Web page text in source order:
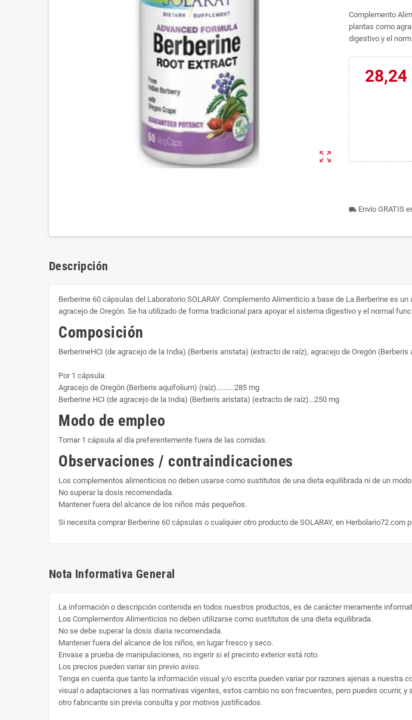
zoom_out_map
Complemento
plantas como
digestivo y el
28,24
local_shippingEnvío GRATIS
Descripción
Berberine 60 cápsulas del Laboratorio SOLARAY. Complemento Alimenticio a base de La Berberine es
agracejo de Oregón. Se ha utilizado de forma tradicional para apoyar el sistema digestivo y el normal
Composición
BerberineHCI (de agracejo de la India) (Berberis aristata) (extracto de raíz), agracejo de Oregón
Por 1 cápsula:
Agracejo de Oregón (Berberis aquifolium) (raíz)..........285 mg
Berberine HCI (de agracejo de la India) (Berberis aristata) (extracto de raíz)...250 mg
Modo de empleo
Tomar 1 cápsula al día preferentemente fuera de las comidas.
Observaciones / contraindicaciones
Los complementos alimenticios no deben usarse como sustitutos de una dieta equilibrada ni de un
No superar la dosis recomendada.
Mantener fuera del alcance de los niños más pequeños.
Si necesita comprar Berberine 60 cápsulas o cualquier otro producto de SOLARAY, en Herbolario72.com
Nota Informativa General
La información o descripción contenida en todos nuestros productos, es de carácter meramente
Los Complementos Alimenticios no deben utilizarse como sustitutos de una dieta equilibrada.
No se debe superar la dosis diaria recomendada.
Mantener fuera del alcance de los niños, en lugar fresco y seco.
Envase a prueba de manipulaciones, no ingerir si el precinto exterior está roto.
Los precios pueden variar sin previo aviso.
Tenga en cuenta que tanto la información visual y/o escrita pueden variar por razones ajenas a
visual o adaptaciones a las normativas vigentes, estos cambio no son frecuentes, pero puedes ocurrir,
otro fabricante sin previa consulta y por motivos justificados.